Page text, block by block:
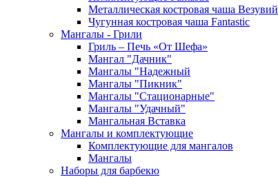
Металлическая костровая чаша Везувий
Чугунная костровая чаша Fantastic
Мангалы - Грили
Гриль – Печь «От Шефа»
Мангал "Дачник"
Мангалы "Надежный
Мангалы "Пикник"
Мангалы "Стационарные"
Мангалы "Удачный"
Мангальная Вставка
Мангалы и комплектующие
Комплектующие для мангалов
Мангалы
Наборы для барбекю